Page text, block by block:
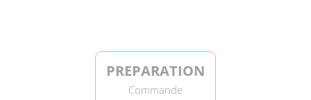
PREPARATION
Commande